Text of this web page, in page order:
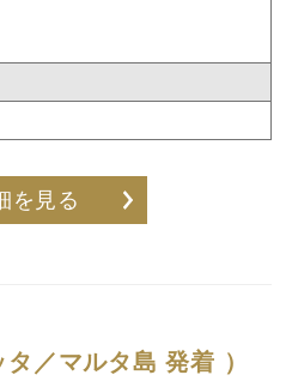
を見る
／マルタ島 発着 ）